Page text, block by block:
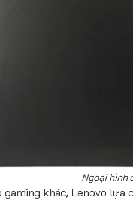
Ngoại hình
khác, Lenovo